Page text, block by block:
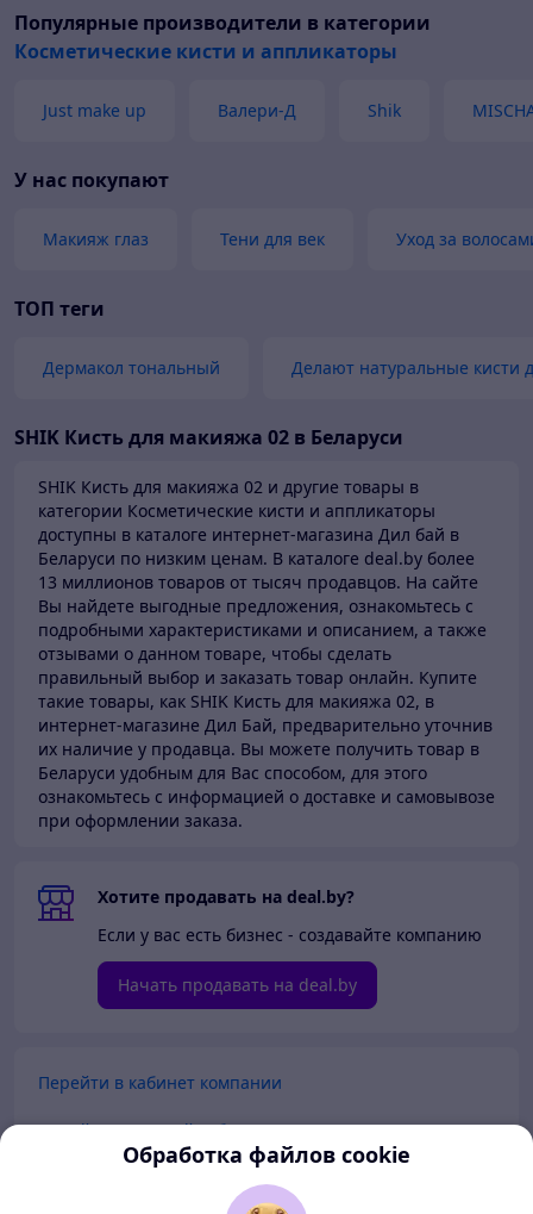
Популярные производители в категории
Косметические кисти и аппликаторы
Just make up Валери-Д Shik
У нас покупают
Макияж глаз Тени для век Уход за
ТОП теги
Дермакол тональный Делают натуральные кисти
SHIK Кисть для макияжа 02 в Беларуси
SHIK Кисть для макияжа 02 и другие товары в
категории Косметические кисти и аппликаторы
доступны в каталоге интернет-магазина Дил бай в
Беларуси по низким ценам. В каталоге deal.by более
13 миллионов товаров от тысяч продавцов. На сайте
Вы найдете выгодные предложения, ознакомьтесь с
подробными характеристиками и описанием, а также
отзывами о данном товаре, чтобы сделать
правильный выбор и заказать товар онлайн. Купите
такие товары, как SHIK Кисть для макияжа 02, в
интернет-магазине Дил Бай, предварительно уточнив
их наличие у продавца. Вы можете получить товар в
Беларуси удобным для Вас способом, для этого
ознакомьтесь с информацией о доставке и самовывозе
при оформлении заказа.
Хотите продавать на deal.by?
Если у вас есть бизнес - создавайте компанию
Начать продавать на deal.by
Перейти в кабинет компании
Перейти в личный кабинет
Обработка файлов cookie